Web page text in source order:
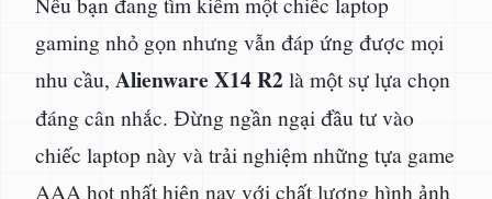
gaming nhỏ gọn nhưng vẫn đáp ứng được mọi
nhu cầu, Alienware X14 R2là một sự lựa chọn
đáng cân nhắc. Đừng ngần ngại đầu tư vào
chiếc laptop này và trải nghiệm những tựa game
AAA hot nhất hiện nay với chất lượng hình ảnh